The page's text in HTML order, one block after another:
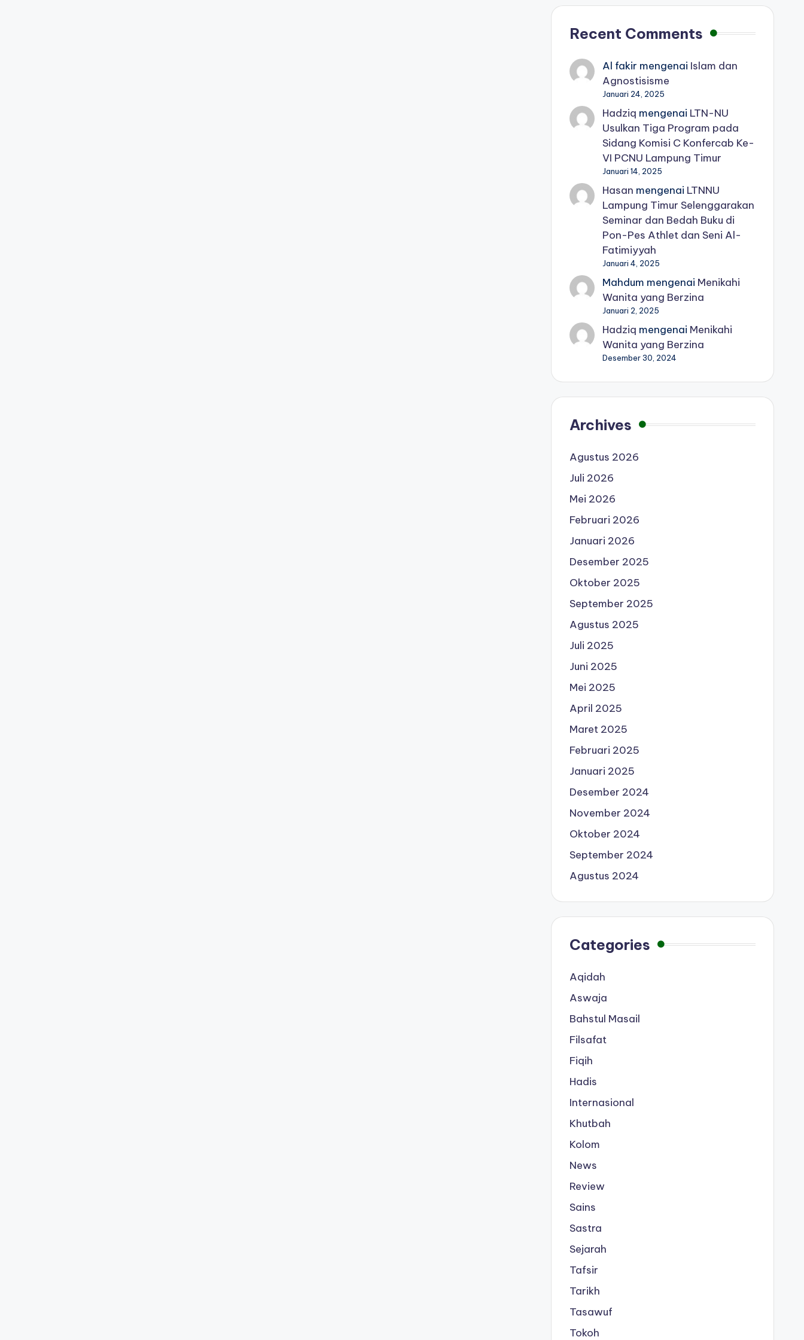
Recent Comments
Al fakir mengenai Islam dan
Agnostisisme
Januari 24, 2025
Hadziq mengenai LTN-NU
Usulkan Tiga Program pada
Sidang Komisi C Konfercab Ke-
VI PCNU Lampung Timur
Januari 14, 2025
Hasan mengenai LTNNU
Lampung Timur Selenggarakan
Seminar dan Bedah Buku di
Pon-Pes Athlet dan Seni Al-
Fatimiyyah
Januari 4, 2025
Mahdum mengenai Menikahi
Wanita yang Berzina
Januari 2, 2025
Hadziq mengenai Menikahi
Wanita yang Berzina
Desember 30, 2024
Archives
Agustus 2026
Juli 2026
Mei 2026
Februari 2026
Januari 2026
Desember 2025
Oktober 2025
September 2025
Agustus 2025
Juli 2025
Juni 2025
Mei 2025
April 2025
Maret 2025
Februari 2025
Januari 2025
Desember 2024
November 2024
Oktober 2024
September 2024
Agustus 2024
Categories
Aqidah
Aswaja
Bahstul Masail
Filsafat
Fiqih
Hadis
Internasional
Khutbah
Kolom
News
Review
Sains
Sastra
Sejarah
Tafsir
Tarikh
Tasawuf
Tokoh